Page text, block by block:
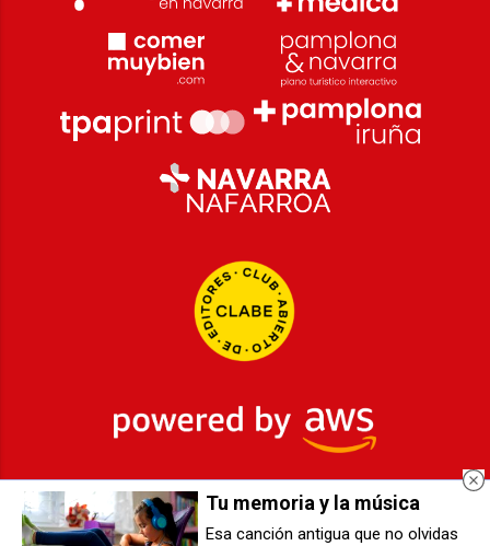
2026© Grupo Comunikaze
Tu memoria y la música
Esa canción antigua que no olvidas